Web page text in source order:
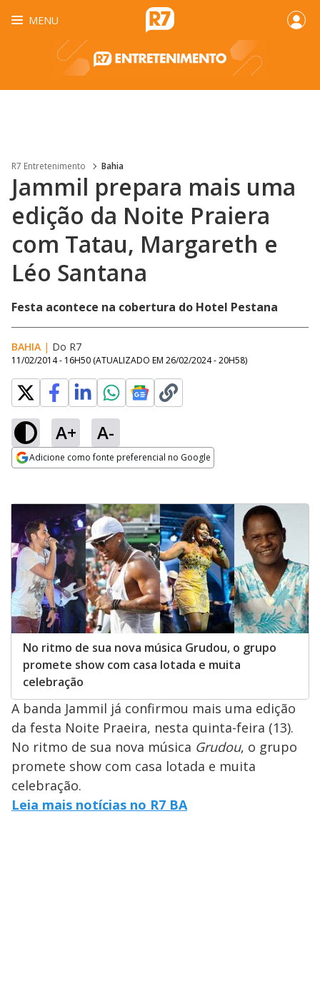
MENU
R7 Entretenimento Bahia
Jammil prepara mais uma
edição da Noite Praiera
com Tatau, Margareth e
Léo Santana
Festa acontece na cobertura do Hotel Pestana
BAHIA | Do R7
11/02/2014 - 16H50 (ATUALIZADO EM 26/02/2024 - 20H58)
A+ A-
Adicione como fonte preferencial no Google
No ritmo de sua nova música Grudou, o grupo
promete show com casa lotada e muita
celebração
A banda Jammil já confirmou mais uma edição
da festa Noite Praeira, nesta quinta-feira (13).
No ritmo de sua nova música Grudou, o grupo
promete show com casa lotada e muita
celebração.
Leia mais notícias no R7 BA